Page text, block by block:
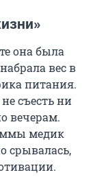
она была
вес в
питания.
съесть ни
вечерам.
медик
срывалась,